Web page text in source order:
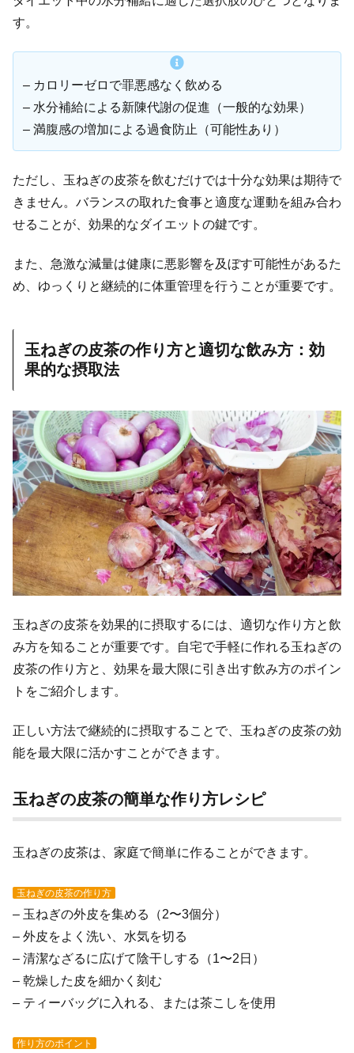
す。
– カロリーゼロで罪悪感なく飲める
– 水分補給による新陳代謝の促進（一般的な効果）
– 満腹感の増加による過食防止（可能性あり）
ただし、玉ねぎの皮茶を飲むだけでは十分な効果は期待で
きません。バランスの取れた食事と適度な運動を組み合わ
せることが、効果的なダイエットの鍵です。
また、急激な減量は健康に悪影響を及ぼす可能性があるた
め、ゆっくりと継続的に体重管理を行うことが重要です。
玉ねぎの皮茶の作り方と適切な飲み方：効
果的な摂取法
玉ねぎの皮茶を効果的に摂取するには、適切な作り方と飲
み方を知ることが重要です。自宅で手軽に作れる玉ねぎの
皮茶の作り方と、効果を最大限に引き出す飲み方のポイン
トをご紹介します。
正しい方法で継続的に摂取することで、玉ねぎの皮茶の効
能を最大限に活かすことができます。
玉ねぎの皮茶の簡単な作り方レシピ
玉ねぎの皮茶は、家庭で簡単に作ることができます。
玉ねぎの皮茶の作り方
– 玉ねぎの外皮を集める（2〜3個分）
– 外皮をよく洗い、水気を切る
– 清潔なざるに広げて陰干しする（1〜2日）
– 乾燥した皮を細かく刻む
– ティーバッグに入れる、または茶こしを使用
作り方のポイント